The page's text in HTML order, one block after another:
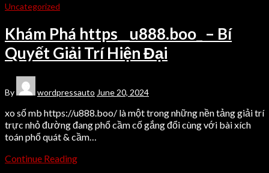
Uncategorized
Khám Phá https__u888.boo_ – Bí
Quyết Giải Trí Hiện Đại
By wordpressauto June 20, 2024
xo số mb https://u888.boo/ là một trong những nền tảng giải trí
trực nhỏ đường đang phổ cầm cố gắng đổi cùng với bài xích
toán phổ quát & cầm…
Continue Reading